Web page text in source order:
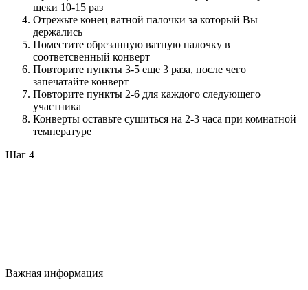
щеки 10-15 раз
Отрежьте конец ватной палочки за который Вы
держались
Поместите обрезанную ватную палочку в
соответсвенный конверт
Повторите пункты 3-5 еще 3 раза, после чего
запечатайте конверт
Повторите пункты 2-6 для каждого следующего
участника
Конверты оставьте сушиться на 2-3 часа при комнатной
температуре
Шаг 4
Важная информация